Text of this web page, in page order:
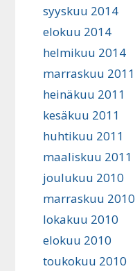
syyskuu 2014
elokuu 2014
helmikuu 2014
marraskuu 2011
heinäkuu 2011
kesäkuu 2011
huhtikuu 2011
maaliskuu 2011
joulukuu 2010
marraskuu 2010
lokakuu 2010
elokuu 2010
toukokuu 2010